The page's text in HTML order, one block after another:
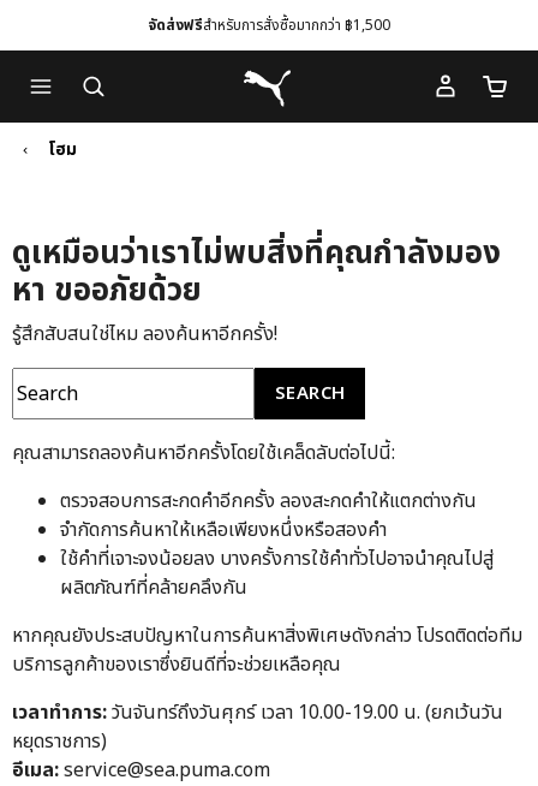
to
Main
content
to
Footer
Content
จัดส่งฟรีสำหรับการสั่งซื้อมากกว่า ฿1,500
Puma โฮม
จำนว
โฮม
ดูเหมือนว่าเราไม่พบสิ่งที่คุณกำลังมอง
หา ขออภัยด้วย
รู้สึกสับสนใช่ไหม ลองค้นหาอีกครั้ง!
SEARCH
คุณสามารถลองค้นหาอีกครั้งโดยใช้เคล็ดลับต่อไปนี้:
ตรวจสอบการสะกดคำอีกครั้ง ลองสะกดคำให้แตกต่างกัน
จำกัดการค้นหาให้เหลือเพียงหนึ่งหรือสองคำ
ใช้คำที่เจาะจงน้อยลง บางครั้งการใช้คำทั่วไปอาจนำคุณไปสู่
ผลิตภัณฑ์ที่คล้ายคลึงกัน
หากคุณยังประสบปัญหาในการค้นหาสิ่งพิเศษดังกล่าว โปรดติดต่อทีม
บริการลูกค้าของเราซึ่งยินดีที่จะช่วยเหลือคุณ
เวลาทำการ:วันจันทร์ถึงวันศุกร์ เวลา 10.00-19.00 น. (ยกเว้นวัน
หยุดราชการ)
อีเมล:service@sea.puma.com